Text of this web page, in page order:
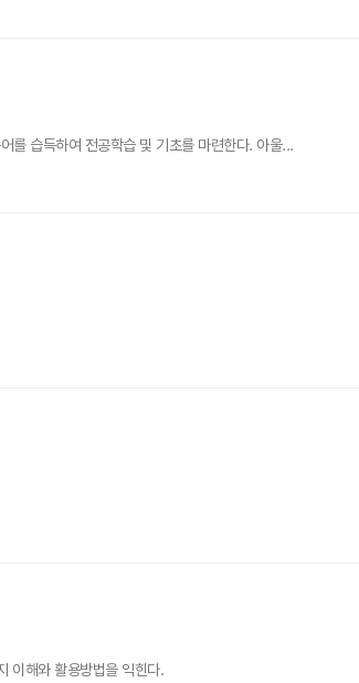
를 습득하여 전공학습 및 기초를 마련한다. 아울...
이해와 활용방법을 익힌다.